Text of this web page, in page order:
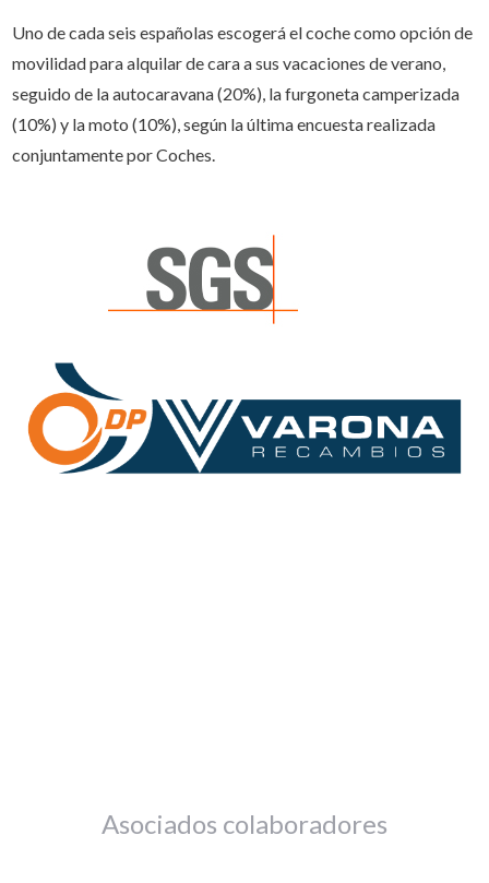
Uno de cada seis españolas escogerá el coche como opción de
movilidad para alquilar de cara a sus vacaciones de verano,
seguido de la autocaravana (20%), la furgoneta camperizada
(10%) y la moto (10%), según la última encuesta realizada
conjuntamente por Coches.
Asociados colaboradores